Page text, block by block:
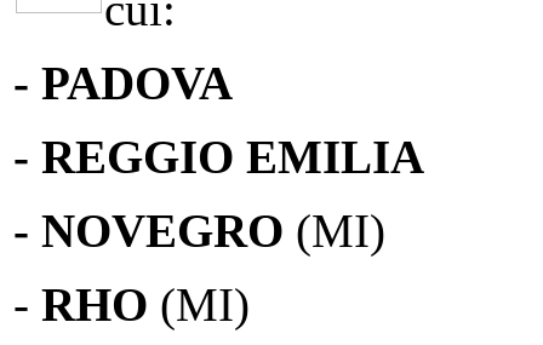
- PADOVA
- REGGIO EMILIA
- NOVEGRO (MI)
- RHO (MI)